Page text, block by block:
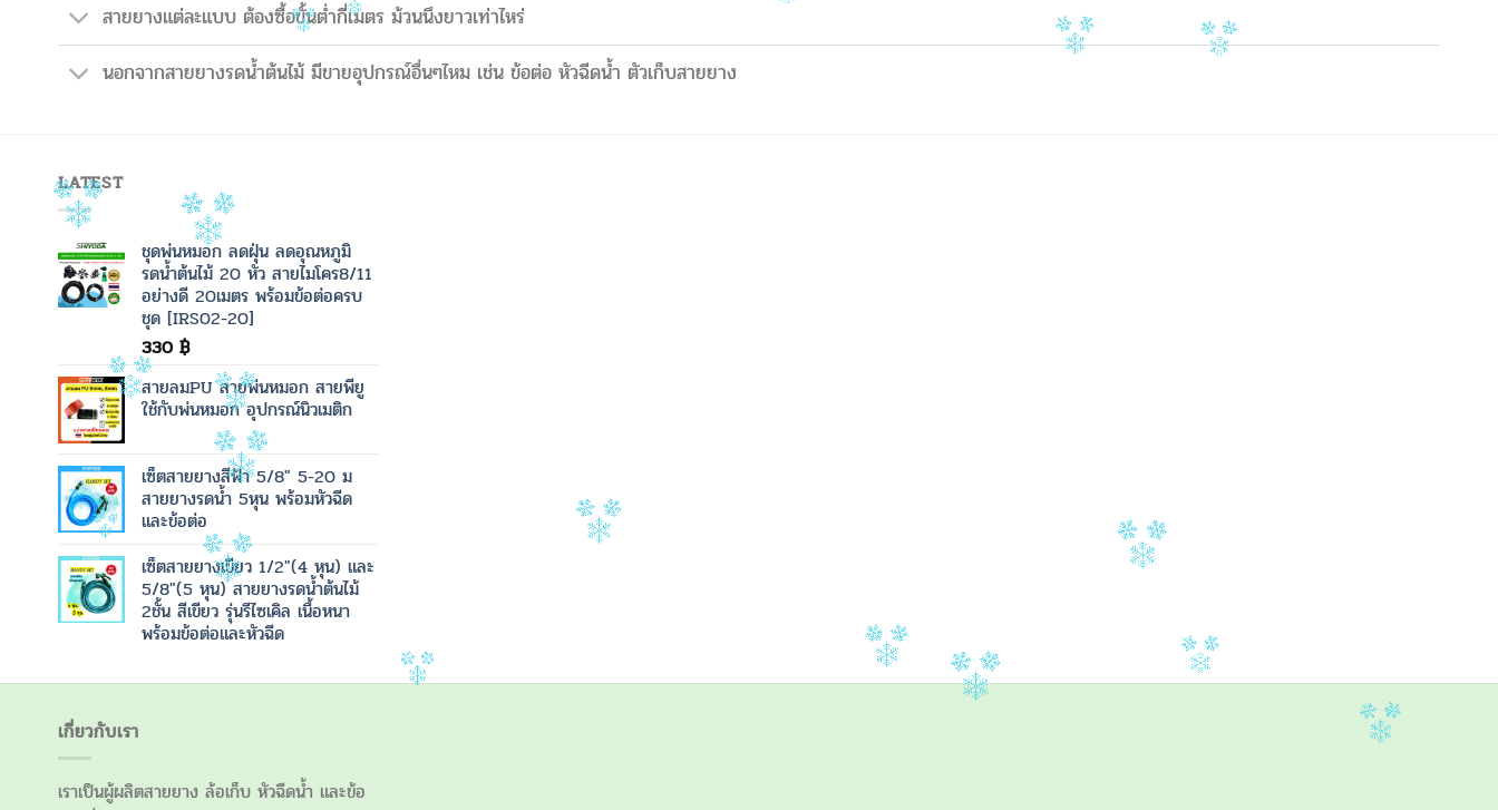
สายยางแต่ละแบบ ต้องซื้อขั้นต่ำกี่เมตร ม้วนนึงยาวเท่าไหร่
นอกจากสายยางรดน้ำต้นไม้ มีขายอุปกรณ์อื่นๆไหม เช่น ข้อต่อ หัวฉีดน้ำ ตัวเก็บสายยาง
LATEST
ชุดพ่นหมอก ลดฝุ่น ลดอุณหภูมิ
รดน้ำต้นไม้ 20 หัว สายไมโคร8/11
อย่างดี 20เมตร พร้อมข้อต่อครบ
ชุด [IRS02-20]
330 ฿
สายลมPU สายพ่นหมอก สายพียู
ใช้กับพ่นหมอก อุปกรณ์นิวเมติก
เซ็ตสายยางสีฟ้า 5/8" 5-20 ม
สายยางรดน้ำ 5หุน พร้อมหัวฉีด
และข้อต่อ
เซ็ตสายยางเขียว 1/2"(4 หุน) และ
5/8"(5 หุน) สายยางรดน้ำต้นไม้
2ชั้น สีเขียว รุ่นรีไซเคิล เนื้อหนา
พร้อมข้อต่อและหัวฉีด
เกี่ยวกับเรา
เราเป็นผู้ผลิตสายยาง ล้อเก็บ หัวฉีดน้ำ และข้อ